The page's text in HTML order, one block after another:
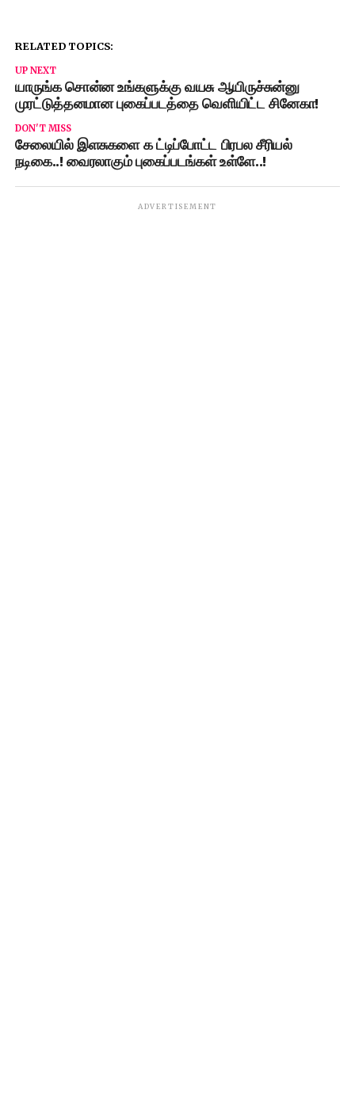
RELATED TOPICS:
UP NEXT
யாருங்க சொன்ன உங்களுக்கு வயசு ஆயிருச்சுன்னு
முரட்டுத்தனமான புகைப்படத்தை வெளியிட்ட சினேகா!
DON'T MISS
சேலையில் இளசுகளை க ட்டிப்போட்ட பிரபல சீரியல்
நடிகை..! வைரலாகும் புகைப்படங்கள் உள்ளே..!
ADVERTISEMENT